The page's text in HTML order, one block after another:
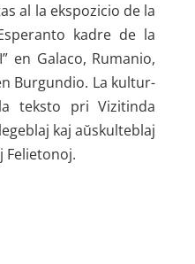
al la ekspozicio de la
kadre de la
en Galaco, Rumanio,
Burgundio. La kultur­
teksto pri Vizitinda
kaj aŭskult­eblaj
Felietonoj.